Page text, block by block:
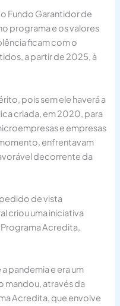
Fundo Garantidor de
programa e os valores
ficam com o
a partir de 2025, à
pois sem ele haverá a
criada, em 2020, para
e empresas
enfrentavam
decorrente da
de vista
criou uma iniciativa
Acredita,
pandemia e era um
mandou, através da
Acredita, que envolve